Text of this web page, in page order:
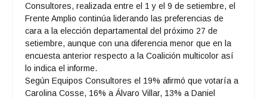
Consultores, realizada entre el 1 y el 9 de setiembre, el
Frente Amplio continúa liderando las preferencias de
cara a la elección departamental del próximo 27 de
setiembre, aunque con una diferencia menor que en la
encuesta anterior respecto a la Coalición multicolor así
lo indica el informe.
Según Equipos Consultores el 19% afirmó que votaría a
Carolina Cosse, 16% a Álvaro Villar, 13% a Daniel